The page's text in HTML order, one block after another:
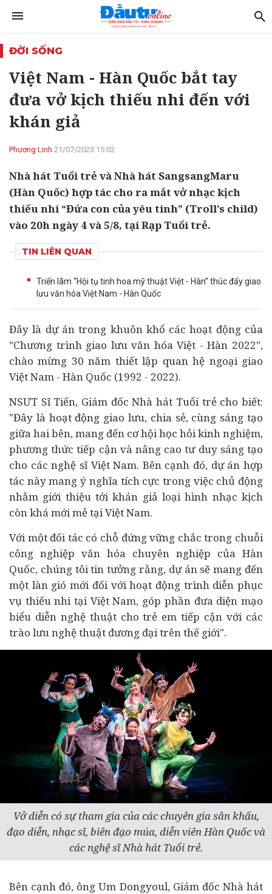
ĐỜI SỐNG
Việt Nam - Hàn Quốc bắt tay
đưa vở kịch thiếu nhi đến với
khán giả
Phương Linh 21/07/2023 15:02
Nhà hát Tuổi trẻ và Nhà hát SangsangMaru
(Hàn Quốc) hợp tác cho ra mắt vở nhạc kịch
thiếu nhi “Đứa con của yêu tinh” (Troll’s child)
vào 20h ngày 4 và 5/8, tại Rạp Tuổi trẻ.
TIN LIÊN QUAN
Triển lãm “Hội tụ tinh hoa mỹ thuật Việt - Hàn” thúc đẩy giao
lưu văn hóa Việt Nam - Hàn Quốc
Đây là dự ántrong khuôn khổ các hoạt động của
"Chương trình giao lưu văn hóa Việt - Hàn 2022",
chào mừng 30 năm thiết lập quan hệ ngoại giao
Việt Nam - Hàn Quốc (1992 - 2022).
NSƯT Sĩ Tiến, Giám đốc Nhà hát Tuổi trẻ cho biết:
"Đây là hoạt động giao lưu, chia sẻ, cùng sáng tạo
giữa hai bên, mang đến cơ hội học hỏi kinh nghiệm,
phương thức tiếp cận và nâng cao tư duy sáng tạo
cho các nghệ sĩ Việt Nam. Bên cạnh đó, dự án hợp
tác này mang ý nghĩa tích cực trong việc chủ động
nhằm giới thiệu tới khán giả loại hình nhạc kịch
còn khá mới mẻ tại Việt Nam.
Với một đối tác có chỗ đứng vững chắc trong chuỗi
công nghiệp văn hóa chuyên nghiệp của Hàn
Quốc, chúng tôi tin tưởng rằng, dự án sẽ mang đến
một làn gió mới đối với hoạt động trình diễn phục
vụ thiếu nhi tại Việt Nam, góp phần đưa diện mạo
biểu diễn nghệ thuật cho trẻ em tiếp cận với các
trào lưu nghệ thuật đương đại trên thế giới".
Vở diễn có sự tham gia của các chuyên gia sân khấu,
đạo diễn, nhạc sĩ, biên đạo múa, diễn viên Hàn Quốc và
các nghệ sĩ Nhà hát Tuổi trẻ.
Bên cạnh đó, ông Um Dongyoul, Giám đốc Nhà hát